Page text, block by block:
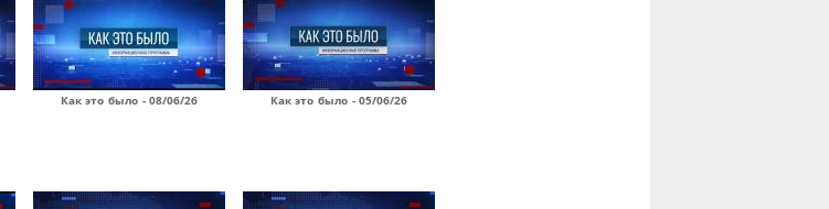
Как это было - 08/06/26 Как это было - 05/06/26